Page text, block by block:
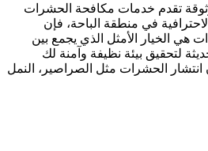
تقدم خدمات مكافحة الحشرات
في منطقة الباحة، فإن
هي الخيار الأمثل الذي يجمع بين
لتحقيق بيئة نظيفة وآمنة لك
انتشار الحشرات مثل الصراصير، النمل